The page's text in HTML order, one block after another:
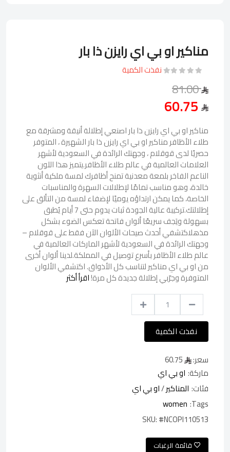
مناكير او بي اي رايزن ذا بار
نفذت الكمية
81.00
مناكير او بي اي رايزن ذا بار اصنعي إطلالة أنيقة ومشرقة مع
طلاء الأظافر مناكير او بي اي رايزن ذا بار الشهيرة ، المتوفر
حصريًا لدى قوقلام ، وجهتك الرائدة في السعودية لأشهر
العلامات العالمية في عالم طلاء الأظافر.يتميز هذا اللون
الناعم الفاخر بلمعة معدنية تمنح أظافرك لمسة ملكية أنثوية
خالدة، وهو مناسب تمامًا لإطلالات السهرة والمناسبات
الخاصة، كما يمكن ارتداؤه يوميًا لإضفاء لمسة من التألق على
إطلالتك.تركيبة عالية الجودة ثبات يدوم حتى 7 أيام يُطبق
بسهولة ويَجف سريعًا ألوان فاتحة تعكس الضوء بشكل
مذهلاكتشفي أحدث صيحات الألوان الآن فقط على قوقلام –
وجهتك الرائدة في السعودية لأشهر الماركات العالمية في
عالم طلاء الأظافر بأسرع توصيل في المملكة.لدينا ألوان أخرى
من او بي اي مناكير لتناسب كل الأذواق. اكتشفي الألوان
المتوفرة وجرّبي إطلالة جديدة كل مرة!اقرأ أكثر
نفذت الكمية
سعر:
ماركة: او بي اي
فئات: المناكير/او بي اي
Tags:
women
SKU:#NCOPI110513
قائمة الرغبات